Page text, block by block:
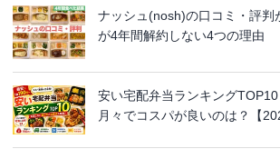
ナッシュ(nosh)の口コミ・評判
が4年間解約しない4つの理由
安い宅配弁当ランキングTOP10
月々でコスパが良いのは？【